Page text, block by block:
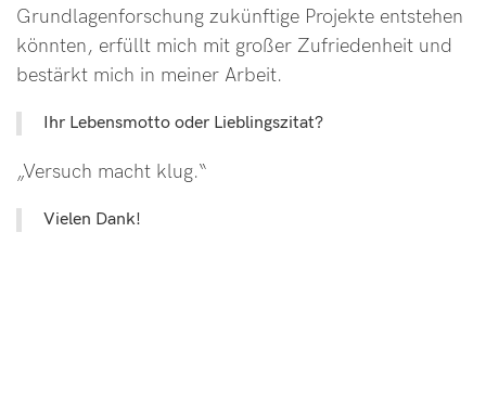
Grundlagenforschung zukünftige Projekte entstehen
könnten, erfüllt mich mit großer Zufriedenheit und
bestärkt mich in meiner Arbeit.
Ihr Lebensmotto oder Lieblingszitat?
„Versuch macht klug.“
Vielen Dank!